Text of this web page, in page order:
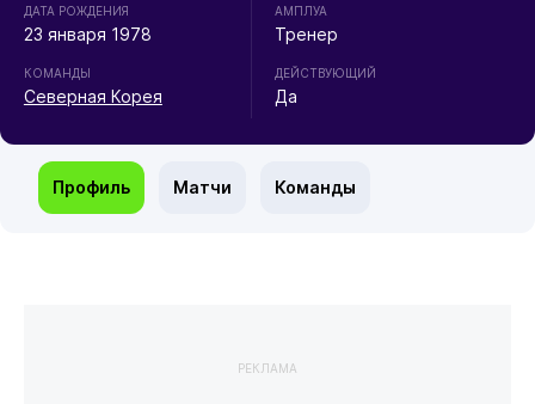
ДАТА РОЖДЕНИЯ
23 января 1978
КОМАНДЫ
Северная Корея
АМПЛУА
Тренер
ДЕЙСТВУЮЩИЙ
Да
Профиль Матчи Команды
РЕКЛАМА